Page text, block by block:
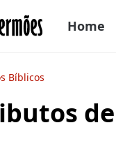
Home
Bíblicos